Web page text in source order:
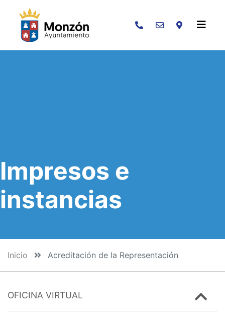
Buscar
Impresos e
instancias
Inicio Acreditación de la Representación
OFICINA VIRTUAL